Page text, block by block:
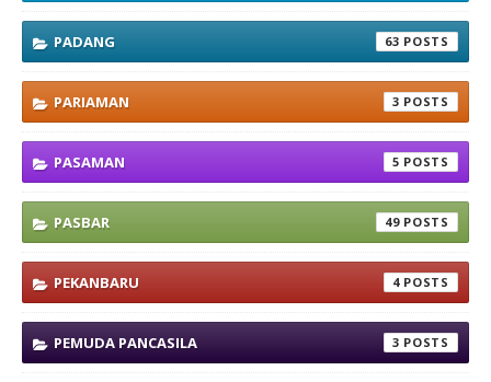
PADANG 63
PARIAMAN 3
PASAMAN 5
PASBAR 49
PEKANBARU 4
PEMUDA PANCASILA 3